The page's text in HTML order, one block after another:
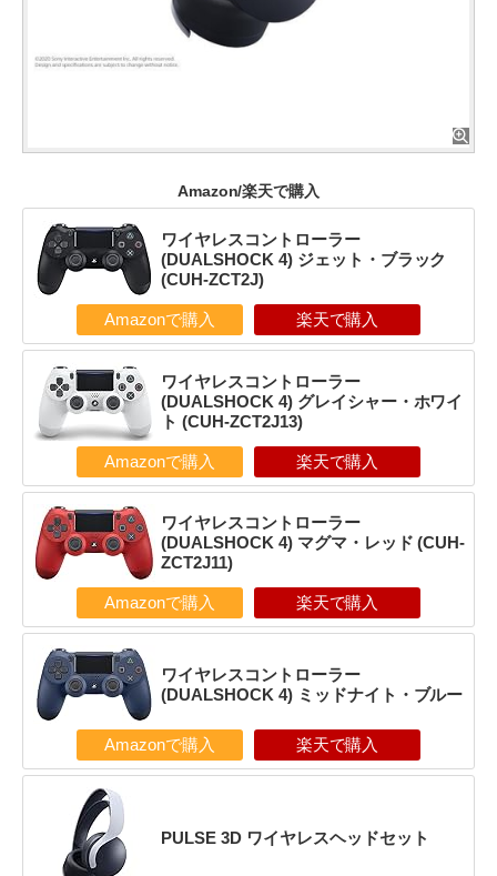
Amazon/楽天で購入
ワイヤレスコントローラー
(DUALSHOCK 4) ジェット・ブラック
(CUH-ZCT2J)
Amazonで購入 楽天で購入
ワイヤレスコントローラー
(DUALSHOCK 4) グレイシャー・ホワイ
ト (CUH-ZCT2J13)
Amazonで購入 楽天で購入
ワイヤレスコントローラー
(DUALSHOCK 4) マグマ・レッド (CUH-
ZCT2J11)
Amazonで購入 楽天で購入
ワイヤレスコントローラー
(DUALSHOCK 4) ミッドナイト・ブルー
Amazonで購入 楽天で購入
PULSE 3D ワイヤレスヘッドセット